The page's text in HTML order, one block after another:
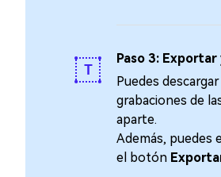
Paso 3:
Puedes
grabaciones de
aparte.󠀲󠀡󠀡󠀤󠀤󠀣󠀡󠀣󠀨󠀳󠀰
Además, puedes
el botón